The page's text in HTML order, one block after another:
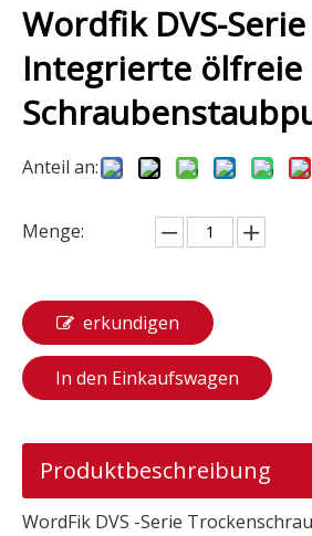
Wordfik DVS-Serie
Integrierte ölfreie
Anteil an:
Menge:
erkundigen
In den Einkaufswagen
Produktbeschreibung
WordFik DVS -Serie